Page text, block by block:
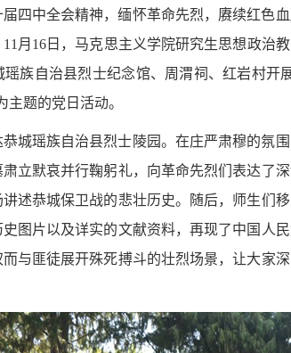
四中全会精神，缅怀革命先烈，赓续红色
月16日，马克思主义学院研究生思想政治
瑶族自治县烈士纪念馆、周渭祠、红岩村
题的党日活动。
恭城瑶族自治县烈士陵园。在庄严肃穆的氛
立默哀并行鞠躬礼，向革命先烈们表达了
述恭城保卫战的悲壮历史。随后，师生们
图片以及详实的文献资料，再现了中国人
与匪徒展开殊死搏斗的壮烈场景，让大家